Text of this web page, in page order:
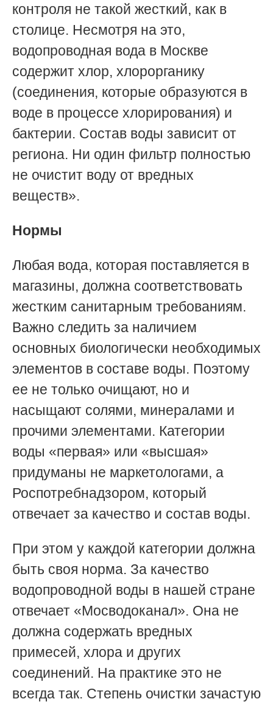
контроля не такой жесткий, как в
столице. Несмотря на это,
водопроводная вода в Москве
содержит хлор, хлорорганику
(соединения, которые образуются в
воде в процессе хлорирования) и
бактерии. Состав воды зависит от
региона. Ни один фильтр полностью
не очистит воду от вредных
веществ».
Нормы
Любая вода, которая поставляется в
магазины, должна соответствовать
жестким санитарным требованиям.
Важно следить за наличием
основных биологически необходимых
элементов в составе воды. Поэтому
ее не только очищают, но и
насыщают солями, минералами и
прочими элементами. Категории
воды «первая» или «высшая»
придуманы не маркетологами, а
Роспотребнадзором, который
отвечает за качество и состав воды.
При этом у каждой категории должна
быть своя норма. За качество
водопроводной воды в нашей стране
отвечает «Мосводоканал». Она не
должна содержать вредных
примесей, хлора и других
соединений. На практике это не
всегда так. Степень очистки зачастую